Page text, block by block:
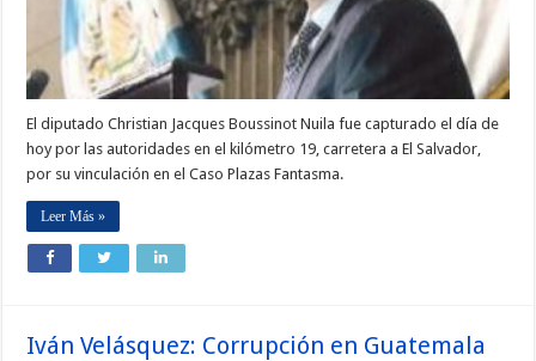
El diputado Christian Jacques Boussinot Nuila fue capturado el día de
hoy por las autoridades en el kilómetro 19, carretera a El Salvador,
por su vinculación en el Caso Plazas Fantasma.
Leer Más »
Iván Velásquez: Corrupción en Guatemala